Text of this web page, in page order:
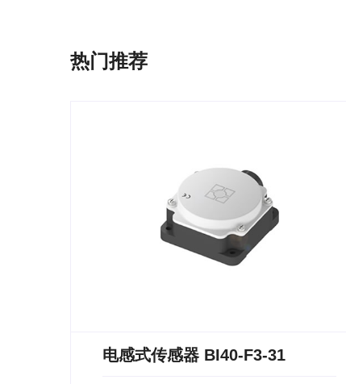
热门推荐
电感式传感器 BI40-F3-31